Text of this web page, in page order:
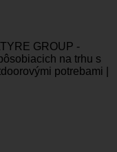
GROUP -
na trhu s
potrebami |